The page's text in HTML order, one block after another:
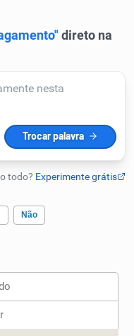
Não
me ajudou